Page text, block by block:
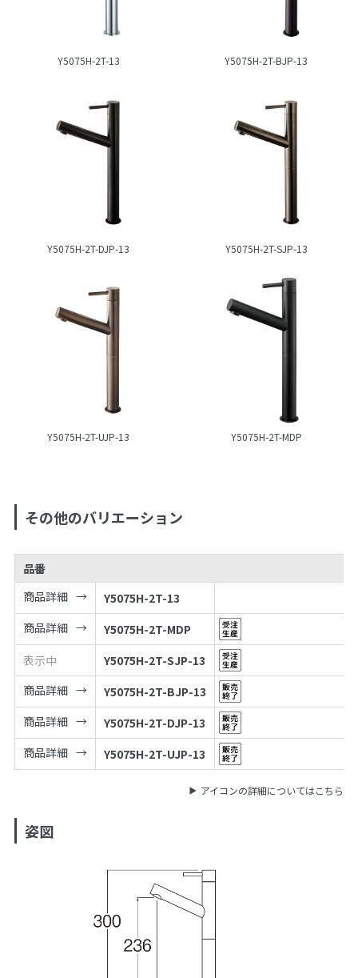
Y5075H-2T-13 Y5075H-2T-BJP-13
Y5075H-2T-DJP-13 Y5075H-2T-SJP-13
Y5075H-2T-UJP-13 Y5075H-2T-MDP
その他のバリエーション
品番
商品詳細
Y5075H-2T-13
商品詳細
Y5075H-2T-MDP
表示中
Y5075H-2T-SJP-13
商品詳細
Y5075H-2T-BJP-13
商品詳細
Y5075H-2T-DJP-13
商品詳細
Y5075H-2T-UJP-13
アイコンの詳細についてはこちら
姿図